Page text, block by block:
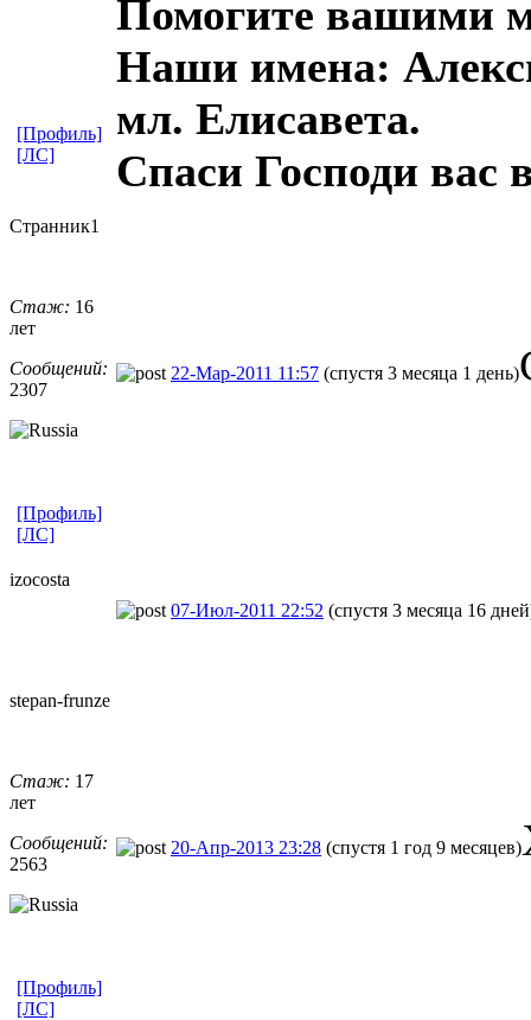
Помогите вашими
Наши имена:
мл. Елисавета.
Спаси Господи вас
[Профиль]
[ЛС]
Странник1
Стаж: 16
лет
Сообщений:
2307
22-Мар-2011 11:57 (спустя 3 месяца 1 день)
[Профиль]
[ЛС]
izocosta
07-Июл-2011 22:52 (спустя 3 месяца 16
stepan-frunz​e
Стаж: 17
лет
Сообщений:
2563
20-Апр-2013 23:28 (спустя 1 год 9 месяцев)
[Профиль]
[ЛС]